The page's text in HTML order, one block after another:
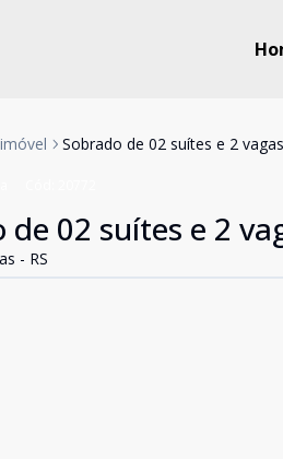
Sobrado de 02 suítes e 2
de 02 suítes e 2
- RS